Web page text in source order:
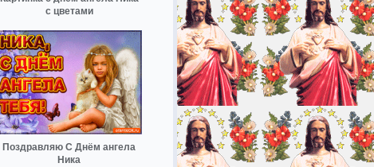
с цветами
Поздравляю С Днём ангела
Ника